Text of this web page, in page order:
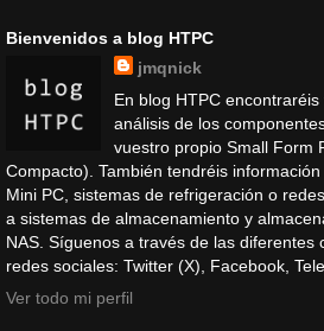
Bienvenidos a blog HTPC
jmqnick
En blog HTPC
análisis de los
vuestro propio Small Form
Compacto). También tendréis
Mini PC, sistemas de refrigeración o
a sistemas de almacenamiento y
NAS. Síguenos a través de las diferentes
redes sociales: Twitter (X), Facebook,
Ver todo mi perfil